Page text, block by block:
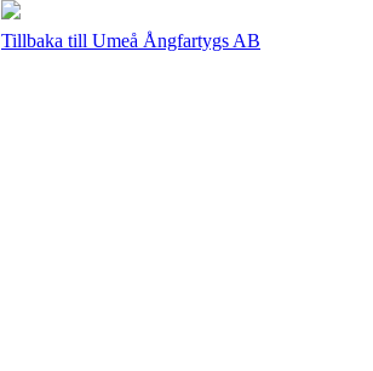
Tillbaka till Umeå Ångfartygs AB